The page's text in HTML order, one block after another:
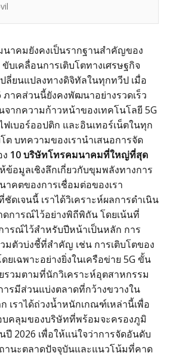
าคมยังคงเป็นรากฐานสำคัญของ
บเคลื่อนการเติบโตทางเศรษฐกิจ
ปลี่ยนแปลงทางดิจิทัลในทุกทวีป เมื่อ
ภาคส่วนนี้ยังคงพัฒนาอย่างรวดเร็ว
จากความก้าวหน้าของเทคโนโลยี 5G
ฟเบอร์ออปติก และอินเทอร์เน็ตในทุก
ต บทความของเรานำเสนอการจัด
10 บริษัทโทรคมนาคมที่ใหญ่ที่สุด
ข้อมูลเชิงลึกเกี่ยวกับขุมพลังทางการ
าคตของการเชื่อมต่อของเรา
ดเจนนี้ เราได้วิเคราะห์ผลการดำเนิน
ดการณ์ไว้อย่างพิถีพิถัน โดยเน้นที่
ารณ์ไว้สำหรับปีหน้าเป็นหลัก การ
มตัวบ่งชี้ที่สำคัญ เช่น การเติบโตของ
ยเฉพาะอย่างยิ่งในเครือข่าย 5G ขั้น
วมตามที่นักวิเคราะห์อุตสาหกรรม
รมีส่วนแบ่งตลาดที่กว้างขวางใน
เราได้ถ่วงน้ำหนักเกณฑ์เหล่านี้เพื่อ
คลุมของบริษัทที่พร้อมจะครองภูมิ
2026 เพื่อให้แน่ใจว่าการจัดอันดับ
านะตลาดปัจจุบันและแนวโน้มที่คาด